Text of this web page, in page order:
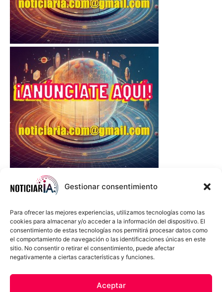
Gestionar consentimiento
Para ofrecer las mejores experiencias, utilizamos tecnologías como las
cookies para almacenar y/o acceder a la información del dispositivo. El
consentimiento de estas tecnologías nos permitirá procesar datos como
el comportamiento de navegación o las identificaciones únicas en este
sitio. No consentir o retirar el consentimiento, puede afectar
negativamente a ciertas características y funciones.
Aceptar
Política de cookies